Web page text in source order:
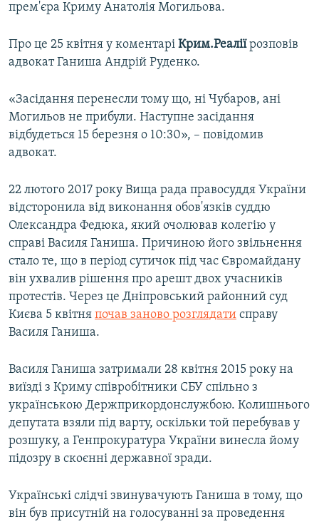
прем'єра Криму Анатолія Могильова.
Про це 25 квітня у коментарі Крим.Реаліїрозповів
адвокат Ганиша Андрій Руденко.
«Засідання перенесли тому що, ні Чубаров, ані
Могильов не прибули. Наступне засідання
відбудеться 15 березня о 10:30», – повідомив
адвокат.
22 лютого 2017 року Вища рада правосуддя України
відсторонила від виконання обов'язків суддю
Олександра Федюка, який очолював колегію у
справі Василя Ганиша. Причиною його звільнення
стало те, що в період сутичок під час Євромайдану
він ухвалив рішення про арешт двох учасників
протестів. Через це Дніпровський районний суд
Києва 5 квітня почав заново розглядати справу
Василя Ганиша.
Василя Ганиша затримали 28 квітня 2015 року на
виїзді з Криму співробітники СБУ спільно з
українською Держприкордонслужбою. Колишнього
депутата взяли під варту, оскільки той перебував у
розшуку, а Генпрокуратура України винесла йому
підозру в скоєнні державної зради.
Українські слідчі звинувачують Ганиша в тому, що
він був присутній на голосуванні за проведення